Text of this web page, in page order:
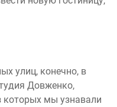
улиц, конечно, в
Довженко,
которых мы узнавали